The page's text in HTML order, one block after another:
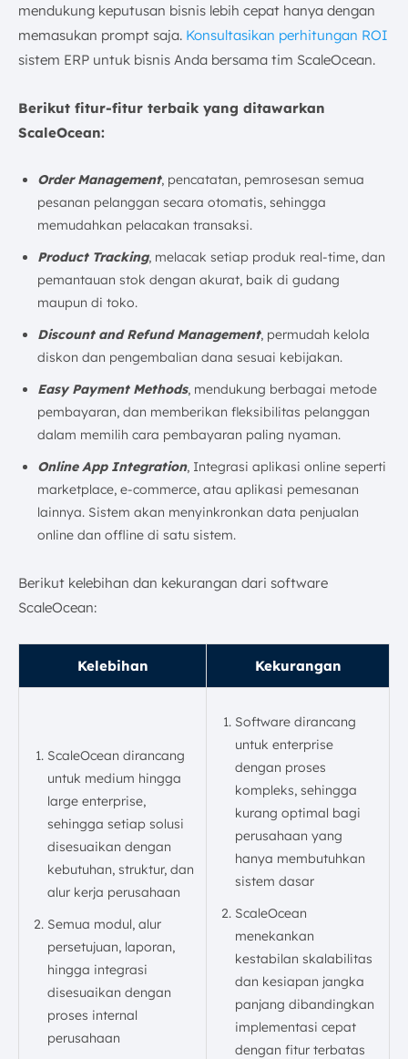
mendukung keputusan bisnis lebih cepat hanya dengan
memasukan prompt saja. Konsultasikan perhitungan ROI
sistem ERP untuk bisnis Anda bersama tim ScaleOcean.
Berikut fitur-fitur terbaik yang ditawarkan
ScaleOcean:
Order Management, pencatatan, pemrosesan semua
pesanan pelanggan secara otomatis, sehingga
memudahkan pelacakan transaksi.
Product Tracking, melacak setiap produk real-time, dan
pemantauan stok dengan akurat, baik di gudang
maupun di toko.
Discount and Refund Management, permudah kelola
diskon dan pengembalian dana sesuai kebijakan.
Easy Payment Methods, mendukung berbagai metode
pembayaran, dan memberikan fleksibilitas pelanggan
dalam memilih cara pembayaran paling nyaman.
Online App Integration, Integrasi aplikasi online seperti
marketplace, e-commerce, atau aplikasi pemesanan
lainnya. Sistem akan menyinkronkan data penjualan
online dan offline di satu sistem.
Berikut kelebihan dan kekurangan dari software
ScaleOcean:
Kelebihan Kekurangan
ScaleOcean dirancang
untuk medium hingga
large enterprise,
sehingga setiap solusi
disesuaikan dengan
kebutuhan, struktur, dan
alur kerja perusahaan
Semua modul, alur
persetujuan, laporan,
hingga integrasi
disesuaikan dengan
proses internal
perusahaan
Software dirancang
untuk enterprise
dengan proses
kompleks, sehingga
kurang optimal bagi
perusahaan yang
hanya membutuhkan
sistem dasar
ScaleOcean
menekankan
kestabilan skalabilitas
dan kesiapan jangka
panjang dibandingkan
implementasi cepat
dengan fitur terbatas